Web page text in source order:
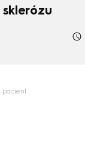
pacient